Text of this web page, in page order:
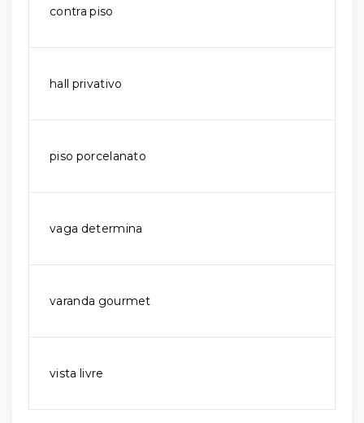
contra piso
hall privativo
piso porcelanato
vaga determina
varanda gourmet
vista livre